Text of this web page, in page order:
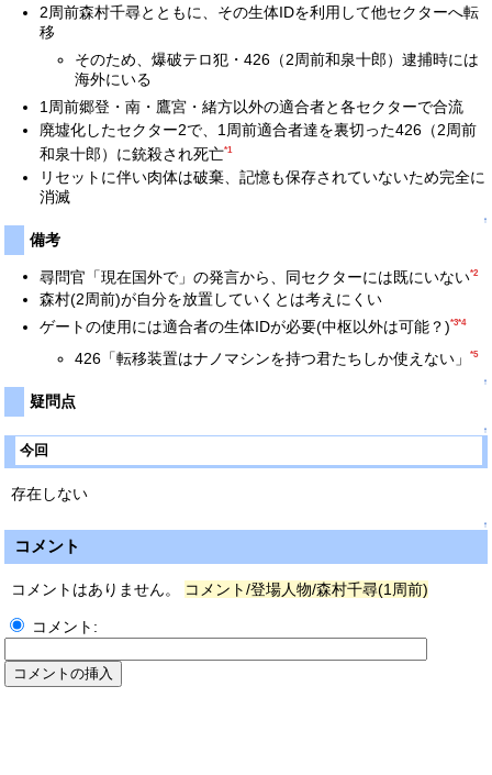
2周前森村千尋とともに、その生体IDを利用して他セクターへ転
移
そのため、爆破テロ犯・426（2周前和泉十郎）逮捕時には
海外にいる
1周前郷登・南・鷹宮・緒方以外の適合者と各セクターで合流
廃墟化したセクター2で、1周前適合者達を裏切った426（2周前
和泉十郎）に銃殺され死亡*1
リセットに伴い肉体は破棄、記憶も保存されていないため完全に
消滅
↑
備考
尋問官「現在国外で」の発言から、同セクターには既にいない*2
森村(2周前)が自分を放置していくとは考えにくい
ゲートの使用には適合者の生体IDが必要(中枢以外は可能？)*3*4
426「転移装置はナノマシンを持つ君たちしか使えない」*5
↑
疑問点
↑
今回
存在しない
↑
コメント
コメントはありません。 コメント/登場人物/森村千尋(1周前)
コメント: